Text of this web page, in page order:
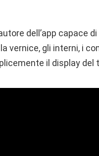
dell’app capace
vernice, gli interni, i
il display del